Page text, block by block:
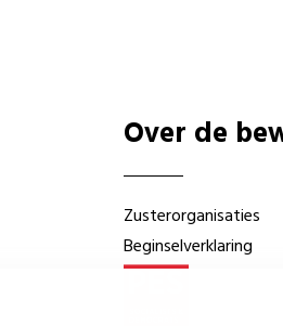
Over de
Zusterorganisaties
Beginselverklaring